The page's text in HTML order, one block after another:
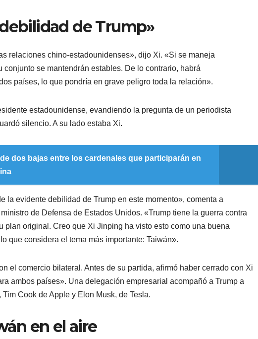
de Trump»
relaciones chino-estadounidenses», dijo Xi. «Si se maneja
se mantendrán estables. De lo contrario, habrá
países, lo que pondría en grave peligro toda la relación».
estadounidense, evandiendo la pregunta de un periodista
silencio. A su lado estaba Xi.
dos bajas entre los cardenales que participarán en
la evidente debilidad de Trump en este momento», comenta a
de Defensa de Estados Unidos. «Trump tiene la guerra contra
plan original. Creo que Xi Jinping ha visto esto como una buena
que considera el tema más importante: Taiwán».
el comercio bilateral. Antes de su partida, afirmó haber cerrado con Xi
ambos países». Una delegación empresarial acompañó a Trump a
Cook de Apple y Elon Musk, de Tesla.
en el aire